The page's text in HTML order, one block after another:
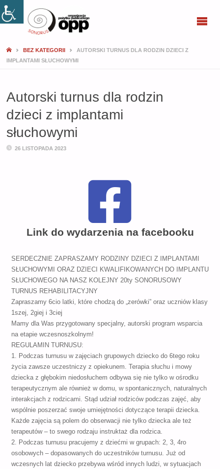
BEZ KATEGORII
AUTORSKI TURNUS DLA RODZIN DZIECI Z
IMPLANTAMI SŁUCHOWYMI
Autorski turnus dla rodzin
dzieci z implantami
słuchowymi
26 LISTOPADA 2023
Link do wydarzenia na facebooku
SERDECZNIE ZAPRASZAMY RODZINY DZIECI Z IMPLANTAMI
SŁUCHOWYMI ORAZ DZIECI KWALIFIKOWANYCH DO IMPLANTU
SŁUCHOWEGO NA NASZ KOLEJNY 20ty SONORUSOWY
TURNUS REHABILITACYJNY
Zapraszamy 6cio latki, które chodzą do „zerówki” oraz uczniów klasy
1szej, 2giej i 3ciej
Mamy dla Was przygotowany specjalny, autorski program wsparcia
na etapie wczesnoszkolnym!
REGULAMIN TURNUSU:
1. Podczas turnusu w zajęciach grupowych dziecko do 6tego roku
życia zawsze uczestniczy z opiekunem. Terapia słuchu i mowy
dziecka z głębokim niedosłuchem odbywa się nie tylko w ośrodku
terapeutycznym ale również w domu, w spontanicznych, naturalnych
interakcjach z rodzicami. Stąd udział rodziców podczas zajęć, aby
wspólnie poszerzać swoje umiejętności dotyczące terapii dziecka.
Każde zajęcia są polem do obserwacji nie tylko dziecka ale też
terapeutów – to swego rodzaju instruktaż dla rodzica.
2. Podczas turnusu pracujemy z dziećmi w grupach: 2, 3, 4ro
osobowych – dopasowanych do uczestników turnusu. Już od
wczesnych lat dziecko przebywa wśród innych ludzi, w sytuacjach